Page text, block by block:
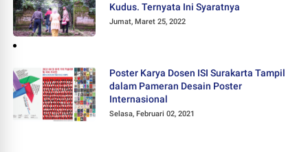
Kudus. Ternyata Ini Syaratnya
Jumat, Maret 25, 2022
Poster Karya Dosen ISI Surakarta Tampil
dalam Pameran Desain Poster
Internasional
Selasa, Februari 02, 2021